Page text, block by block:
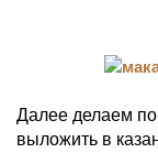
Далее делаем
выложить в